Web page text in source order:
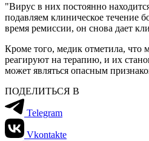
"Вирус в них постоянно
подавляем клиническое течение
время ремиссии, он снова дает
Кроме того, медик отметила, что
реагируют на терапию, и их
может являться опасным
ПОДЕЛИТЬСЯ В
Telegram
Vkontakte